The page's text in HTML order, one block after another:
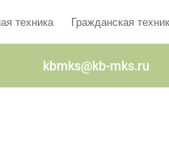
техника Гражданская
kbmks@kb-mks.ru